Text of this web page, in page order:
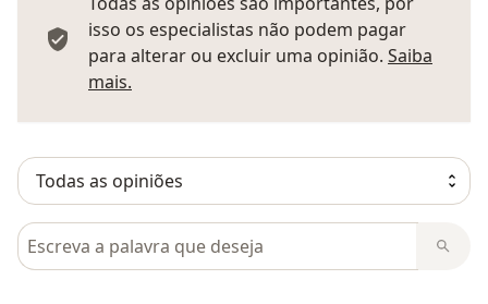
isso os especialistas não podem pagar
para alterar ou excluir uma opinião. Saiba
mais.
Pesquisar em opiniões